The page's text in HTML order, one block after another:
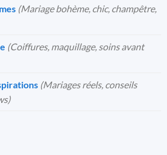
(Mariage bohème, chic, champêtre,
(Coiffures, maquillage, soins avant
(Mariages réels, conseils